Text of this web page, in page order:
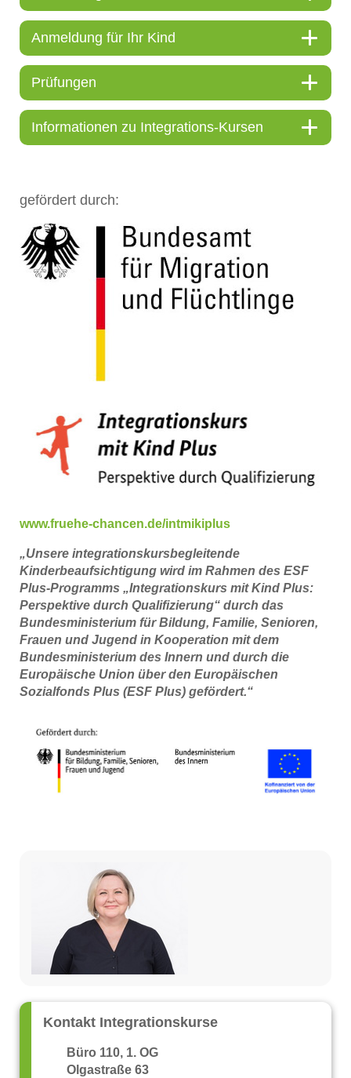
Anmeldung für Ihr Kind
Prüfungen
Informationen zu Integrations-Kursen
gefördert durch:
www.fruehe-chancen.de/intmikiplus
„Unsere integrationskursbegleitende
Kinderbeaufsichtigung wird im Rahmen des ESF
Plus-Programms „Integrationskurs mit Kind Plus:
Perspektive durch Qualifizierung“ durch das
Bundesministerium für Bildung, Familie, Senioren,
Frauen und Jugend in Kooperation mit dem
Bundesministerium des Innern und durch die
Europäische Union über den Europäischen
Sozialfonds Plus (ESF Plus) gefördert.“
Kontakt Integrationskurse
Büro 110, 1. OG
Olgastraße 63